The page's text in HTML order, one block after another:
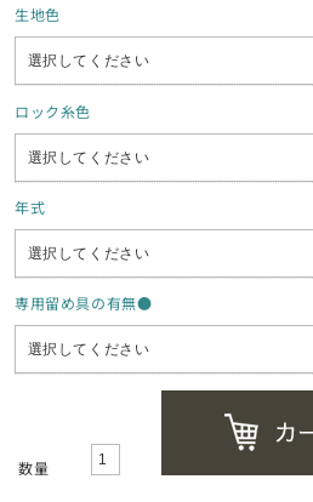
生地色
ロック糸色
年式
専用留め具の有無●
数量